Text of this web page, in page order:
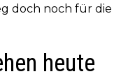
doch noch für die
heute